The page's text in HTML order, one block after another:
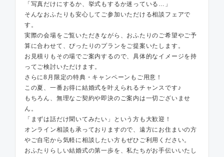
「写真だけにするか、挙式もするか迷っている…」
そんなおふたりも安心してご参加いただける相談フェアで
す。
実際の会場をご覧いただきながら、おふたりのご希望やご予
算に合わせて、ぴったりのプランをご提案いたします。
お見積りもその場でご案内するので、具体的なイメージを持
ってご検討いただけます。
さらに8月限定の特典・キャンペーンもご用意！
この夏、一番お得に結婚式を叶えられるチャンスです♪
もちろん、無理なご契約や即決のご案内は一切ございませ
ん。
「まずは話だけ聞いてみたい」という方も大歓迎！
オンライン相談も承っておりますので、遠方にお住まいの方
やご自宅から気軽に相談したい方もぜひご利用ください。
おふたりらしい結婚式の第一歩を、私たちがお手伝いいたし